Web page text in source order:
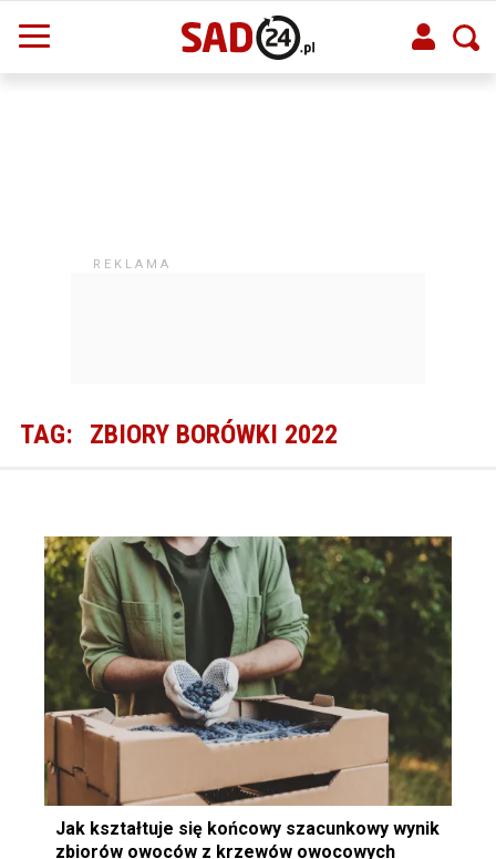
TAG: ZBIORY BORÓWKI 2022
Jak kształtuje się końcowy szacunkowy wynik
zbiorów owoców z krzewów owocowych